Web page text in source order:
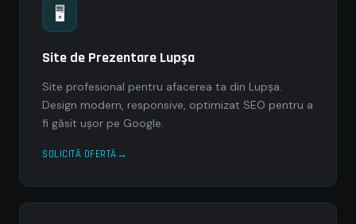
🖥
Site de Prezentare Lupşa
Site profesional pentru afacerea ta din Lupşa.
Design modern, responsive, optimizat SEO pentru a
fi găsit ușor pe Google.
SOLICITĂ OFERTĂ